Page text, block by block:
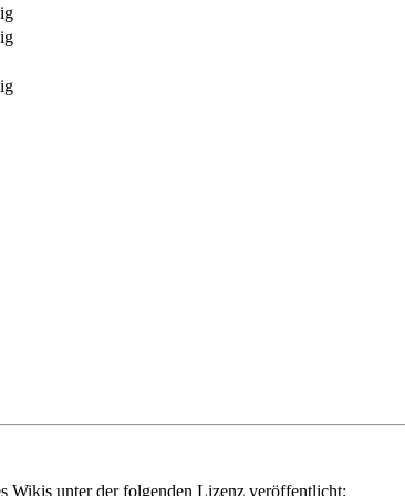
Wikis unter der folgenden Lizenz veröffentlicht: